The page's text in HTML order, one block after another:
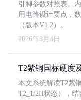
引脚参数对照表。
用电路设计要点，
（版本V1.2）。
2026年8月4日
T2紫铜国标硬度
本文系统解读T2紫
T2_1/2H状态），